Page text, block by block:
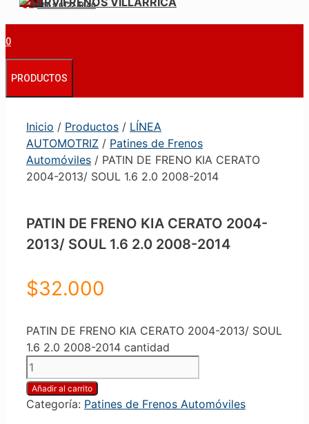
+56 9 6122 3840
0
PRODUCTOS
Inicio / Productos / LÍNEA
AUTOMOTRIZ / Patines de Frenos
Automóviles / PATIN DE FRENO KIA CERATO
2004-2013/ SOUL 1.6 2.0 2008-2014
PATIN DE FRENO KIA CERATO 2004-
2013/ SOUL 1.6 2.0 2008-2014
$32.000
PATIN DE FRENO KIA CERATO 2004-2013/ SOUL
1.6 2.0 2008-2014 cantidad
Añadir al carrito
Categoría: Patines de Frenos Automóviles